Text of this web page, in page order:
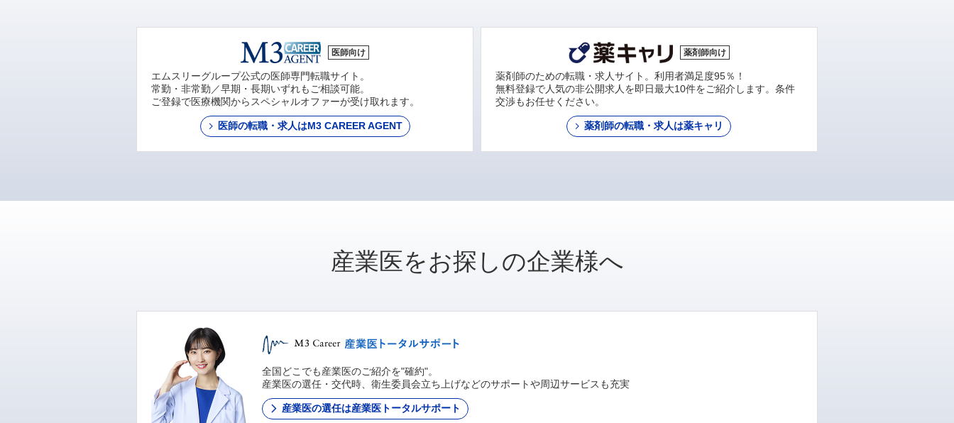
医師向け
エムスリーグループ公式の医師専門転職サイト。
常勤・非常勤／早期・長期いずれもご相談可能。
ご登録で医療機関からスペシャルオファーが受け取れます。
医師の転職・求人はM3 CAREER AGENT
薬剤師向け
薬剤師のための転職・求人サイト。利用者満足度95％！
無料登録で人気の非公開求人を即日最大10件をご紹介します。条件
交渉もお任せください。
薬剤師の転職・求人は薬キャリ
産業医をお探しの企業様へ
全国どこでも産業医のご紹介を"確約"。
産業医の選任・交代時、衛生委員会立ち上げなどのサポートや周辺サービスも充実
産業医の選任は産業医トータルサポート